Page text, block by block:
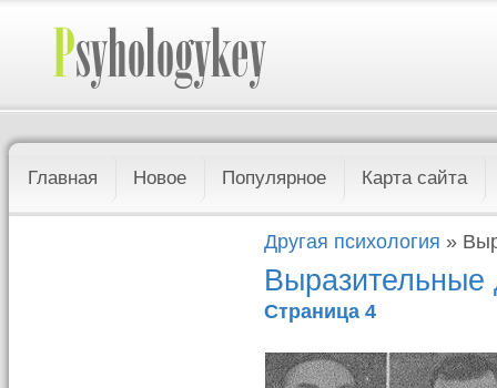
Главная Новое Популярное Карта сайта
Другая психология »
Выразительные
Страница 4